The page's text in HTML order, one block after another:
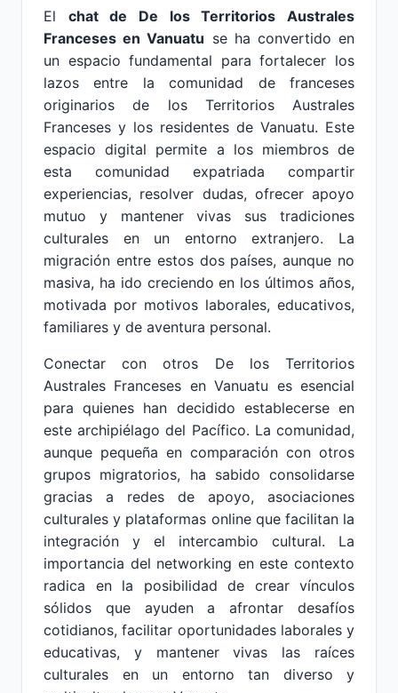
El chat de De los Territorios Australes
Franceses en Vanuatu se ha convertido en
un espacio fundamental para fortalecer los
lazos entre la comunidad de franceses
originarios de los Territorios Australes
Franceses y los residentes de Vanuatu. Este
espacio digital permite a los miembros de
esta comunidad expatriada compartir
experiencias, resolver dudas, ofrecer apoyo
mutuo y mantener vivas sus tradiciones
culturales en un entorno extranjero. La
migración entre estos dos países, aunque no
masiva, ha ido creciendo en los últimos años,
motivada por motivos laborales, educativos,
familiares y de aventura personal.
Conectar con otros De los Territorios
Australes Franceses en Vanuatu es esencial
para quienes han decidido establecerse en
este archipiélago del Pacífico. La comunidad,
aunque pequeña en comparación con otros
grupos migratorios, ha sabido consolidarse
gracias a redes de apoyo, asociaciones
culturales y plataformas online que facilitan la
integración y el intercambio cultural. La
importancia del networking en este contexto
radica en la posibilidad de crear vínculos
sólidos que ayuden a afrontar desafíos
cotidianos, facilitar oportunidades laborales y
educativas, y mantener vivas las raíces
culturales en un entorno tan diverso y